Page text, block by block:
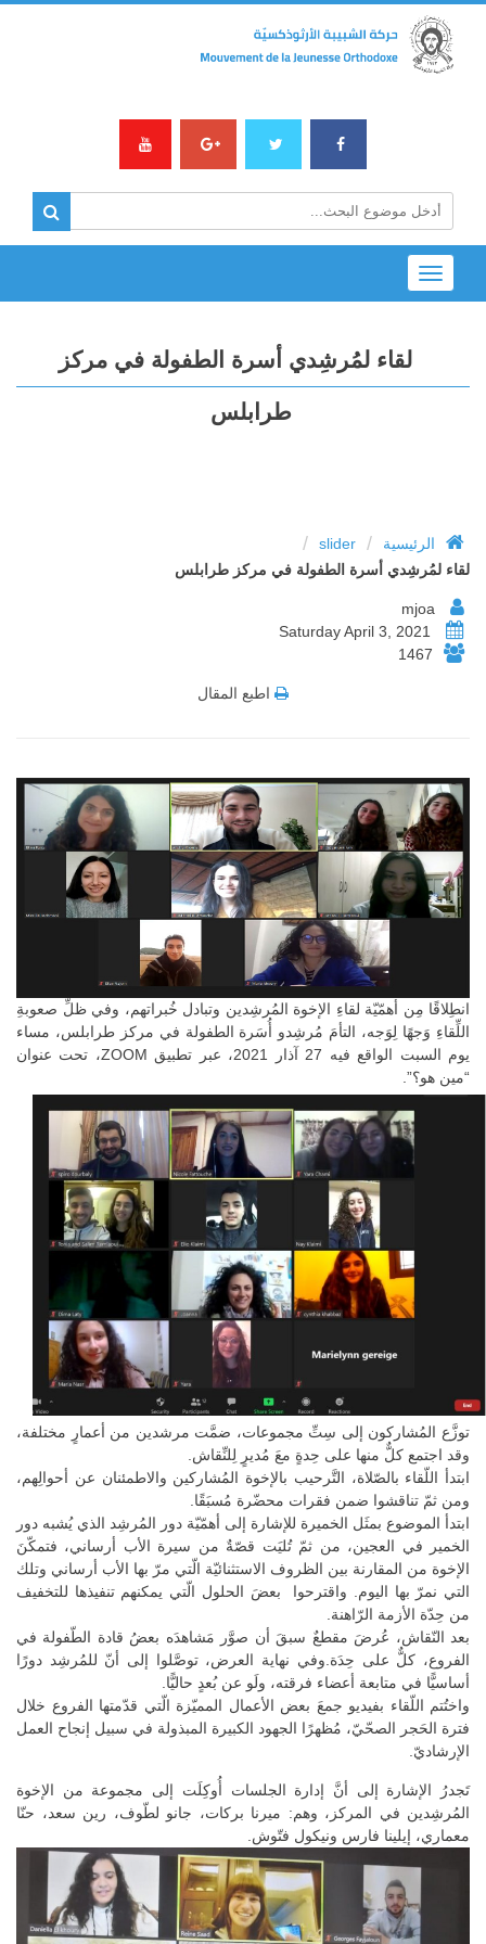
Toggle
navigation
لقاء لمُرشِدي أسرة الطفولة في مركز
طرابلس
الرئيسية /
slider
/
لقاء لمُرشِدي أسرة الطفولة في مركز طرابلس
1467
اطبع المقال
انطِلاقًا مِن أهمّيّة لقاءِ الإخوة المُرشِدين وتبادل خُبراتهم، وفي ظلِّ صعوبةِ
اللِّقاءِ وَجهًا لِوَجه، التأمَ مُرشِدو أُسَرة الطفولة في مركز طرابلس، مساء
يوم السبت الواقع فيه 27 آذار 2021، عبر تطبيق ZOOM، تحت عنوان
“مين هو؟”.
توزَّع المُشاركون إلى سِتِّ مجموعات، ضمَّت مرشدين من أعمارٍ مختلفة،
وقد اجتمع كلٌّ منها على حِدةٍ معَ مُديرٍ لِلنِّقاش.
ابتدأ اللّقاء بالصّلاة، التَّرحيب بالإخوة المُشاركين والاطمئنان عن أحوالِهم،
ومن ثمّ تناقشوا ضمن فقرات محضّرة مُسبَقًا.
ابتدأ الموضوع بمثَل الخميرة للإشارة إلى أهمّيّة دور المُرشِد الذي يُشبه دور
الخمير في العجين، من ثمّ تُليَت قصّةٌ من سيرة الأب أرساني، فتمكّنَ
الإخوة من المقارنة بين الظروف الاستثنائيّة الّتي مرّ بها الأب أرساني وتلك
التي نمرّ بها اليوم. واقترحوا بعضَ الحلول الّتي يمكنهم تنفيذها للتخفيف
من حِدّة الأزمة الرّاهنة.
بعد النّقاش، عُرضَ مقطعٌ سبقَ أن صوَّر مَشاهدَه بعضُ قادة الطّفولة في
الفروع، كلٌّ على حِدَة.وفي نهاية العرض، توصَّلوا إلى أنّ للمُرشِد دورًا
أساسيًّا في متابعة أعضاء فرقته، ولَو عن بُعدٍ حاليًّا.
واختُتم اللّقاء بفيديو جمعَ بعض الأعمال المميّزة الّتي قدّمتها الفروع خلال
فترة الحَجر الصحّيّ، مُظهرًا الجهود الكبيرة المبذولة في سبيل إنجاح العمل
الإرشاديّ.
تَجدرُ الإشارة إلى أنَّ إدارة الجلسات أُوكِلَت إلى مجموعة من الإخوة
المُرشِدين في المركز، وهم: ميرنا بركات، جانو لطّوف، رين سعد، حنّا
معماري، إيلينا فارس ونيكول فتّوش.